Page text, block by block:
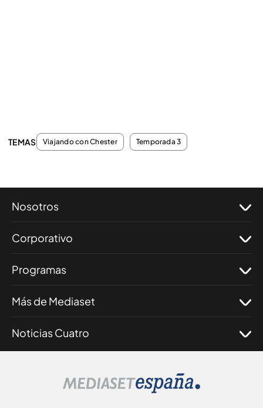
TEMAS Viajando con Chester Temporada 3
Nosotros
Corporativo
Programas
Más de Mediaset
Noticias Cuatro